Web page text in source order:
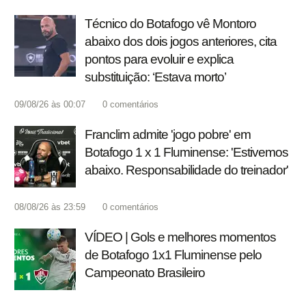
Técnico do Botafogo vê Montoro
abaixo dos dois jogos anteriores, cita
pontos para evoluir e explica
substituição: ‘Estava morto’
09/08/26 às 00:07 0 comentários
Franclim admite 'jogo pobre' em
Botafogo 1 x 1 Fluminense: 'Estivemos
abaixo. Responsabilidade do treinador'
08/08/26 às 23:59 0 comentários
VÍDEO | Gols e melhores momentos
de Botafogo 1x1 Fluminense pelo
Campeonato Brasileiro